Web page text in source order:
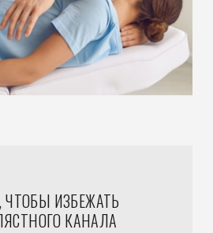
ЧТОБЫ ИЗБЕЖАТЬ
КАНАЛА